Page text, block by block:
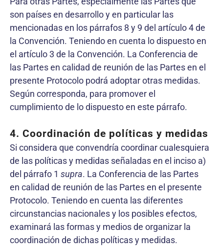
son países en desarrollo y en particular las
mencionadas en los párrafos 8 y 9 del artículo 4 de
la Convención. Teniendo en cuenta lo dispuesto en
el artículo 3 de la Convención. La Conferencia de
las Partes en calidad de reunión de las Partes en el
presente Protocolo podrá adoptar otras medidas.
Según corresponda, para promover el
cumplimiento de lo dispuesto en este párrafo.
4. Coordinación de políticas y medidas
Si considera que convendría coordinar cualesquiera
de las políticas y medidas señaladas en el inciso a)
del párrafo 1 supra. La Conferencia de las Partes
en calidad de reunión de las Partes en el presente
Protocolo. Teniendo en cuenta las diferentes
circunstancias nacionales y los posibles efectos,
examinará las formas y medios de organizar la
coordinación de dichas políticas y medidas.